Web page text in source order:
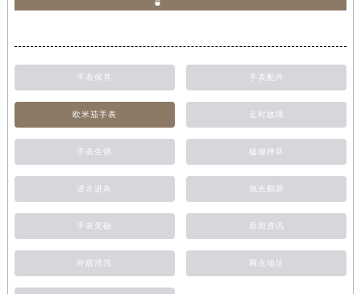
手表保养 手表配件
欧米茄手表 走时故障
手表生锈 磕碰摔坏
进水进灰 抛光翻新
手表受磁 新闻资讯
外观清洗 网点地址